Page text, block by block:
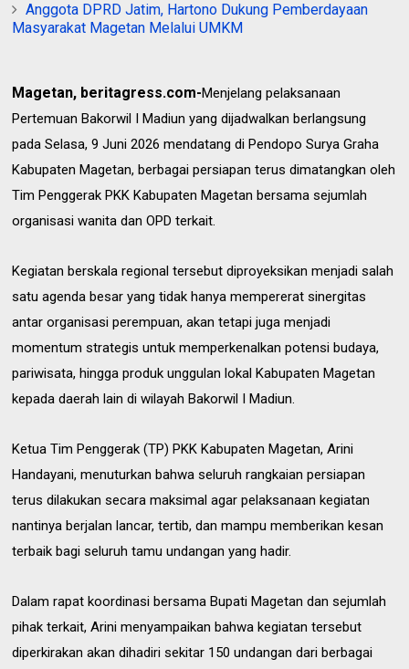
Anggota DPRD Jatim, Hartono Dukung Pemberdayaan
Masyarakat Magetan Melalui UMKM
Magetan, beritagress.com-Menjelang pelaksanaan
Pertemuan Bakorwil I Madiun yang dijadwalkan berlangsung
pada Selasa, 9 Juni 2026 mendatang di Pendopo Surya Graha
Kabupaten Magetan, berbagai persiapan terus dimatangkan oleh
Tim Penggerak PKK Kabupaten Magetan bersama sejumlah
organisasi wanita dan OPD terkait.
Kegiatan berskala regional tersebut diproyeksikan menjadi salah
satu agenda besar yang tidak hanya mempererat sinergitas
antar organisasi perempuan, akan tetapi juga menjadi
momentum strategis untuk memperkenalkan potensi budaya,
pariwisata, hingga produk unggulan lokal Kabupaten Magetan
kepada daerah lain di wilayah Bakorwil I Madiun.
Ketua Tim Penggerak (TP) PKK Kabupaten Magetan, Arini
Handayani, menuturkan bahwa seluruh rangkaian persiapan
terus dilakukan secara maksimal agar pelaksanaan kegiatan
nantinya berjalan lancar, tertib, dan mampu memberikan kesan
terbaik bagi seluruh tamu undangan yang hadir.
Dalam rapat koordinasi bersama Bupati Magetan dan sejumlah
pihak terkait, Arini menyampaikan bahwa kegiatan tersebut
diperkirakan akan dihadiri sekitar 150 undangan dari berbagai